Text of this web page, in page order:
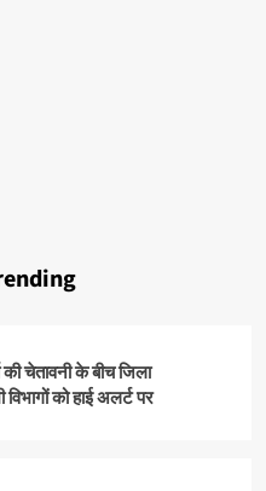
की चेतावनी के बीच जिला
को हाई अलर्ट पर